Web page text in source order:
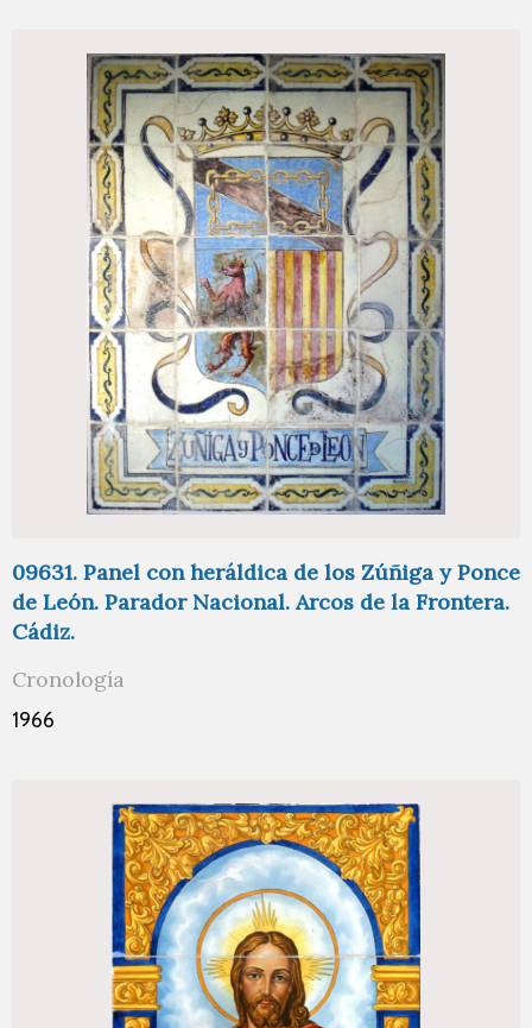
09631. Panel con heráldica de los Zúñiga y Ponce
de León. Parador Nacional. Arcos de la Frontera.
Cádiz.
Cronología
1966